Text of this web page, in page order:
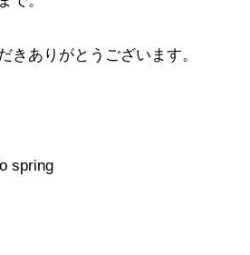
きありがとうございます。
spring